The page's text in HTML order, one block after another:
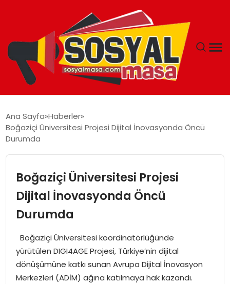
EKONOMI
TEKNOLOJI
EĞITIM
SPOR
GÜNDEM
Ana Sayfa Haberler
Boğaziçi Üniversitesi Projesi Dijital İnovasyonda Öncü
Durumda
Boğaziçi Üniversitesi Projesi
Dijital İnovasyonda Öncü
Durumda
Boğaziçi Üniversitesi koordinatörlüğünde
yürütülen DIGI4AGE Projesi, Türkiye’nin dijital
dönüşümüne katkı sunan Avrupa Dijital İnovasyon
Merkezleri (ADİM) ağına katılmaya hak kazandı.